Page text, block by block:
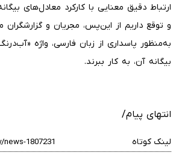
ارتباط دقیق معنایی با کارکرد معادل‌های
و توقع داریم از این‌پس، مجریان و گزارشگران
به‌منظور پاسداری از زبان فارسی، واژه
بیگانه آن، به کار ببرند.
انتهای پیام/
لینک کوتاه